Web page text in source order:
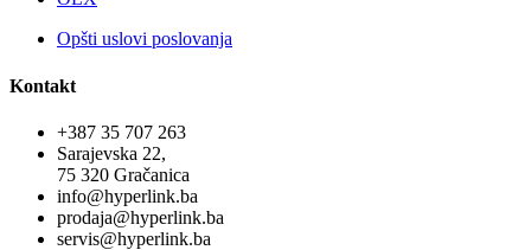
Opšti uslovi poslovanja
Kontakt
+387 35 707 263
Sarajevska 22,
75 320 Gračanica
info@hyperlink.ba
prodaja@hyperlink.ba
servis@hyperlink.ba